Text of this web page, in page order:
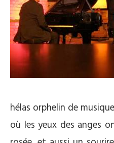
hélas orphelin de
où les yeux des anges